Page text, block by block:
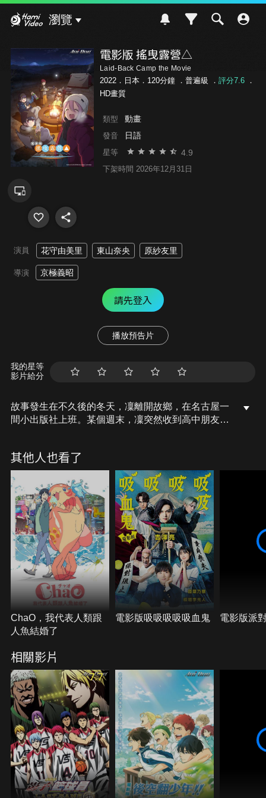
瀏覽
電影版 搖曳露營△
Laid-Back Camp the Movie
2022．日本．120分鐘 ． 普遍級 ． 評分7.6．
HD畫質
類型 動畫
發音 日語
星等 4.9
下架時間 2026年12月31日
演員 花守由美里 東山奈央 原紗友里
導演 京極義昭
請先登入
播放預告片
我的星等
影片給分
故事發生在不久後的冬天，凜離開故鄉，在名古屋一
間小出版社上班。某個週末，凜突然收到高中朋友大
凜隨口說的這一句話，讓因為露營而連結起來的五個
人，再次挑戰她們現在能做的事！戶外系女孩們的故
事正要揭幕！
其他人也看了
ChaO，我代表人類跟
人魚結婚了
電影版吸吸吸吸吸血鬼 電影版派
相關影片
7.7